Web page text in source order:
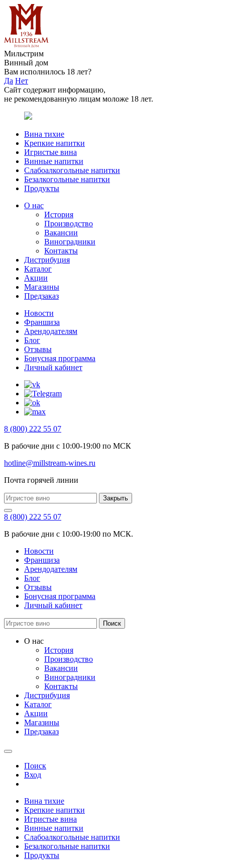
Мильстрим
Винный дом
Вам исполнилось 18 лет?
Да Нет
Сайт содержит информацию,
не рекомендованную лицам моложе 18 лет.
Вина тихие
Крепкие напитки
Игристые вина
Винные напитки
Слабоалкогольные напитки
Безалкогольные напитки
Продукты
О нас
История
Производство
Вакансии
Виноградники
Контакты
Дистрибуция
Каталог
Акции
Магазины
Предзаказ
Новости
Франшиза
Арендодателям
Блог
Отзывы
Бонусная программа
Личный кабинет
8 (800) 222 55 07
В рабочие дни с 10:00-19:00 по МСК
hotline@millstream-wines.ru
Почта горячей линии
Закрыть
8 (800) 222 55 07
В рабочие дни с 10:00-19:00 по МСК.
Новости
Франшиза
Арендодателям
Блог
Отзывы
Бонусная программа
Личный кабинет
Поиск
О нас
История
Производство
Вакансии
Виноградники
Контакты
Дистрибуция
Каталог
Акции
Магазины
Предзаказ
Поиск
Вход
Вина тихие
Крепкие напитки
Игристые вина
Винные напитки
Слабоалкогольные напитки
Безалкогольные напитки
Продукты